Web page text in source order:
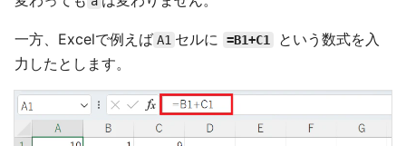
一方、Excelで例えば A1 セルに =B1+C1
という数式を入
力したとします。